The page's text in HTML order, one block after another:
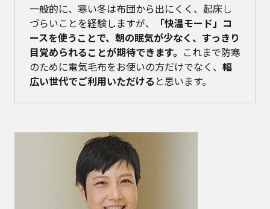
一般的に、寒い冬は布団から出にくく、起床し
づらいことを経験しますが、
「快温モード」コ
ースを使うことで、朝の眠気が少なく、すっきり
目覚められることが期待できます。 これまで防寒
のために電気毛布をお使いの方だけでなく、 幅
広い世代でご利用いただける と思います。